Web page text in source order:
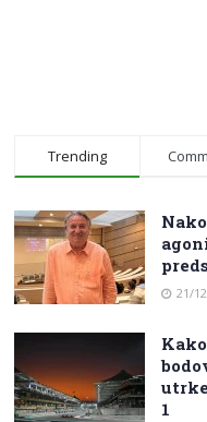
Trending
21/
1